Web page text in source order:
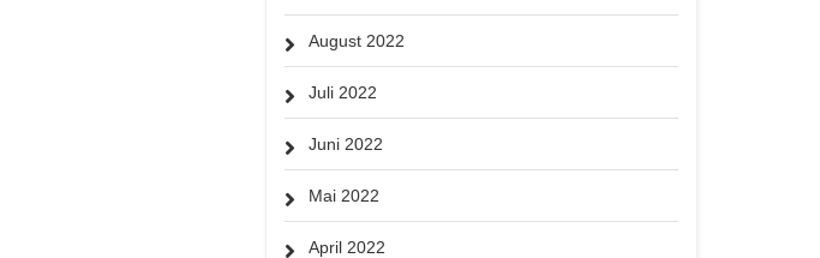
August 2022
Juli 2022
Juni 2022
Mai 2022
April 2022